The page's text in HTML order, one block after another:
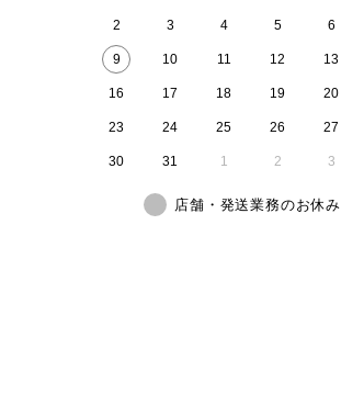
2 3 4 5 6
9 10 11 12 13
16 17 18 19 20
23 24 25 26 27
30 31 1 2 3
店舗・発送業務のお休み